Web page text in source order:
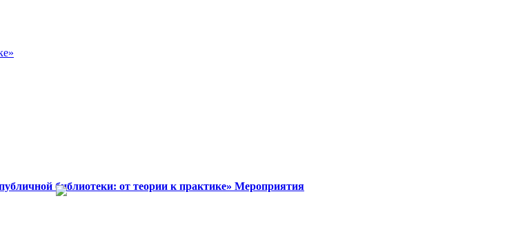
библиотеки: от теории к практике» Мероприятия